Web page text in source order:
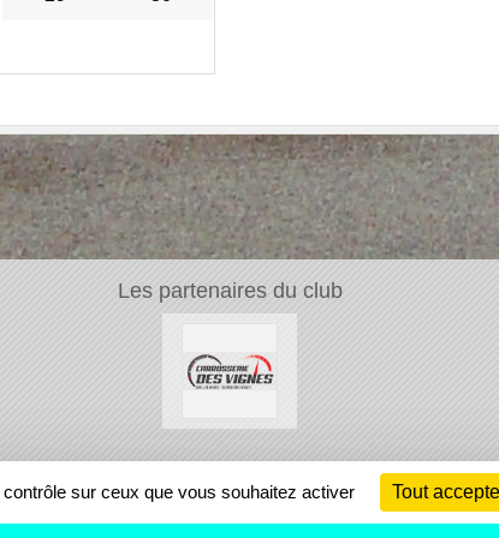
Les partenaires du club
sur ceux que vous souhaitez activer Tout